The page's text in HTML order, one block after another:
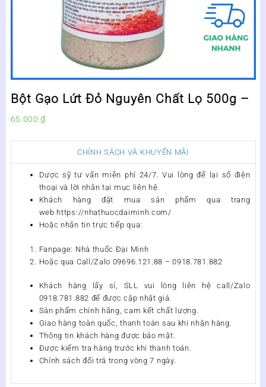
Bột Gạo Lứt Đỏ Nguyên Chất Lọ 500g –
65.000₫
CHÍNH SÁCH VÀ KHUYẾN MÃI
Dược sỹ tư vấn miễn phí 24/7. Vui lòng để lại số điện
thoại và lời nhắn tại mục liên hệ.
Khách hàng đặt mua sản phẩm qua trang
web https://nhathuocdaiminh.com/
Hoặc nhắn tin trực tiếp qua:
Fanpage: Nhà thuốc Đại Minh
Hoặc qua Call/Zalo 09696.121.88 – 0918.781.882
Khách hàng lấy sỉ, SLL vui lòng liên hệ call/Zalo
0918.781.882 để được cập nhật giá.
Sản phẩm chính hãng, cam kết chất lượng.
Giao hàng toàn quốc, thanh toán sau khi nhận hàng.
Thông tin khách hàng được bảo mật.
Được kiểm tra hàng trước khi thanh toán.
Chính sách đổi trả trong vòng 7 ngày.